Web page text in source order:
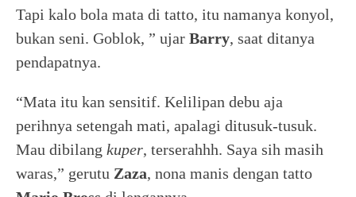
Tapi kalo bola mata di tatto, itu namanya konyol,
bukan seni. Goblok, ” ujar Barry, saat ditanya
pendapatnya.
“Mata itu kan sensitif. Kelilipan debu aja
perihnya setengah mati, apalagi ditusuk-tusuk.
Mau dibilang kuper, terserahhh. Saya sih masih
waras,” gerutu Zaza, nona manis dengan tatto